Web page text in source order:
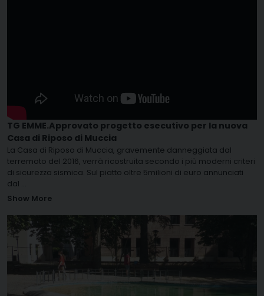
TG EMME.Approvato progetto esecutivo per la nuova
Casa di Riposo di Muccia
La Casa di Riposo di Muccia, gravemente danneggiata dal
terremoto del 2016, verrà ricostruita secondo i più moderni criteri
di sicurezza sismica. Sul piatto oltre 5milioni di euro annunciati
dal ...
Show More